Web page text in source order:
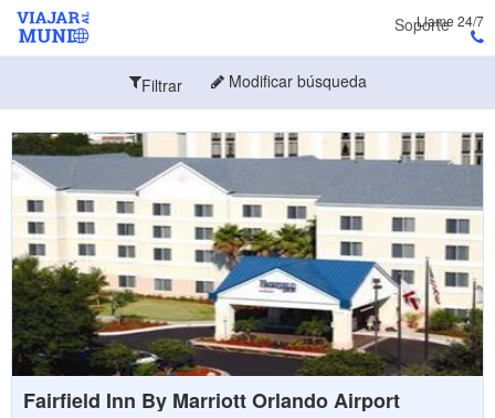
Soporte
Llame 24/7
Filtrar Modificar búsqueda
Fairfield Inn By Marriott Orlando Airport